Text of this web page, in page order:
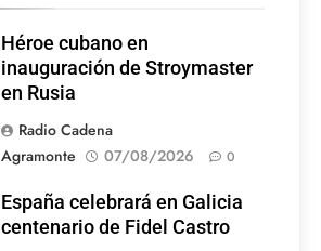
Héroe cubano en
inauguración de Stroymaster
en Rusia
Radio Cadena
Agramonte
07/08/2026 0
España celebrará en Galicia
centenario de Fidel Castro